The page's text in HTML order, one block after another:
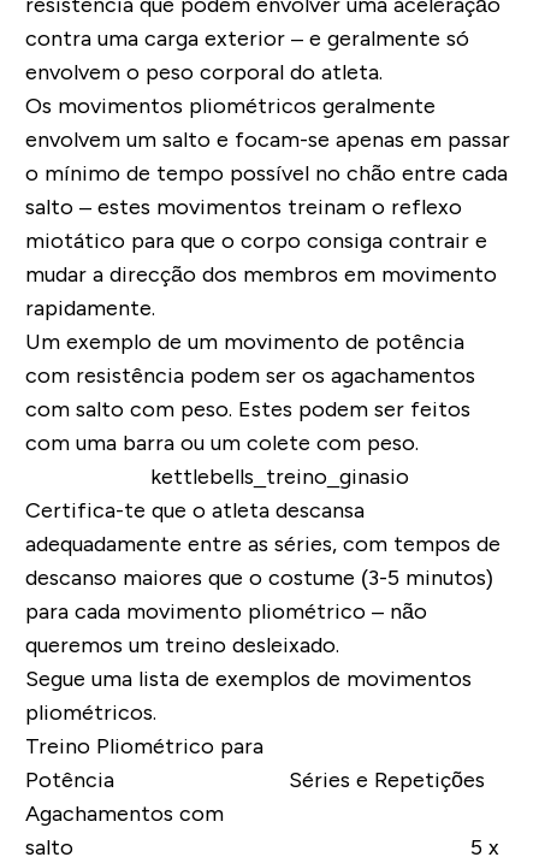
contra uma carga exterior – e geralmente só
envolvem o peso corporal do atleta.
Os movimentos pliométricos geralmente
envolvem um salto e focam-se apenas em passar
o mínimo de tempo possível no chão entre cada
salto – estes movimentos treinam o reflexo
miotático para que o corpo consiga contrair e
mudar a direcção dos membros em movimento
rapidamente.
Um exemplo de um movimento de potência
com resistência podem ser os agachamentos
com salto com peso. Estes podem ser feitos
com uma barra ou um colete com peso.
Certifica-te que o atleta descansa
adequadamente entre as séries, com tempos de
descanso maiores que o costume (3-5 minutos)
para cada movimento pliométrico – não
queremos um treino desleixado.
Segue uma lista de exemplos de movimentos
pliométricos.
Treino Pliométrico para
Potência Séries e Repetições
Agachamentos com
salto 5 x